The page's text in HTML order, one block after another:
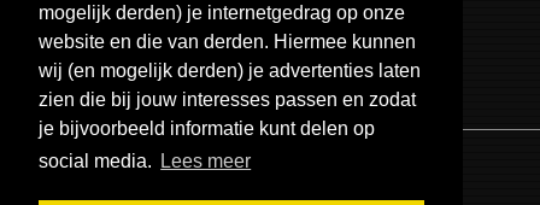
mogelijk derden) je internetgedrag op onze
website en die van derden. Hiermee kunnen
wij (en mogelijk derden) je advertenties laten
zien die bij jouw interesses passen en zodat
je bijvoorbeeld informatie kunt delen op
social media.
Lees meer
Email:
info@usa-engines.com